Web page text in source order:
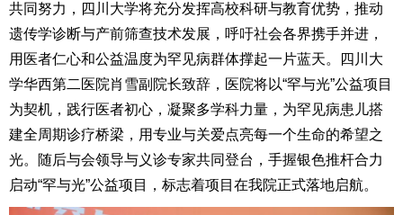
共同努力，四川大学将充分发挥高校科研与教育优势，推动
遗传学诊断与产前筛查技术发展，呼吁社会各界携手并进，
用医者仁心和公益温度为罕见病群体撑起一片蓝天。四川大
学华西第二医院肖雪副院长致辞，医院将以“罕与光”公益项目
为契机，践行医者初心，凝聚多学科力量，为罕见病患儿搭
建全周期诊疗桥梁，用专业与关爱点亮每一个生命的希望之
光。随后与会领导与义诊专家共同登台，手握银色推杆合力
启动“罕与光”公益项目，标志着项目在我院正式落地启航。